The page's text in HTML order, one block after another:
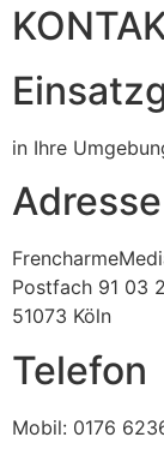
in Ihre
Adresse
Postfach 91 03
51073 Köln
Telefon
Mobil: 0176